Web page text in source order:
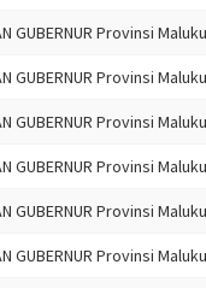
GUBERNUR Provinsi Maluku
GUBERNUR Provinsi Maluku
GUBERNUR Provinsi Maluku
GUBERNUR Provinsi Maluku
GUBERNUR Provinsi Maluku
GUBERNUR Provinsi Maluku